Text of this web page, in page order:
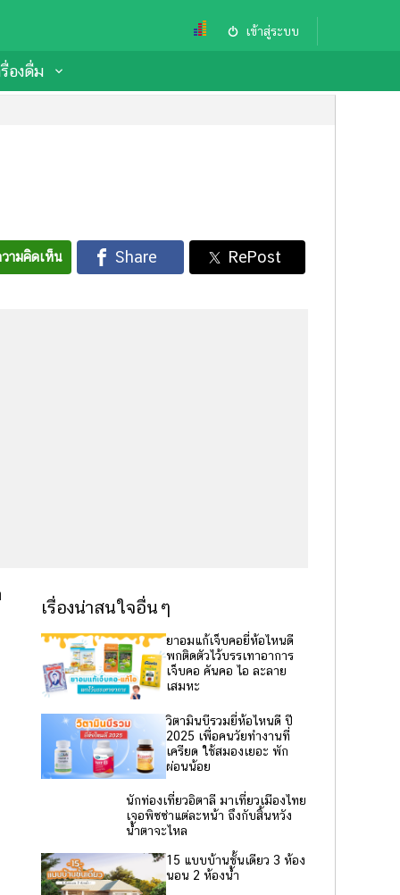
เข้าสู่ระบบ
องดื่ม
ามคิดเห็น
เรื่องน่าสนใจอื่นๆ
ยาอมแก้เจ็บคอยี่ห้อไหนดี
พกติดตัวไว้บรรเทาอาการ
เจ็บคอ คันคอ ไอ ละลาย
เสมหะ
วิตามินบีรวมยี่ห้อไหนดี ปี
2025 เพื่อคนวัยทำงานที่
เครียด ใช้สมองเยอะ พัก
ผ่อนน้อย
นักท่องเที่ยวอิตาลี มาเที่ยวเมืองไทย
เจอพิซซ่าแต่ละหน้า ถึงกับสิ้นหวัง
น้ำตาจะไหล
15 แบบบ้านชั้นเดียว 3 ห้อง
นอน 2 ห้องน้ำ